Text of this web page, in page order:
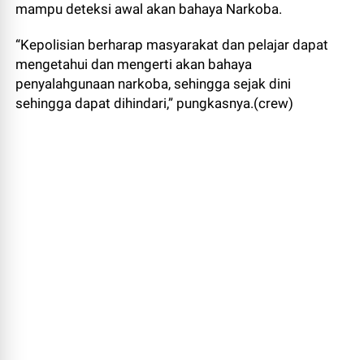
mampu deteksi awal akan bahaya Narkoba.
“Kepolisian berharap masyarakat dan pelajar dapat
mengetahui dan mengerti akan bahaya
penyalahgunaan narkoba, sehingga sejak dini
sehingga dapat dihindari,” pungkasnya.(crew)